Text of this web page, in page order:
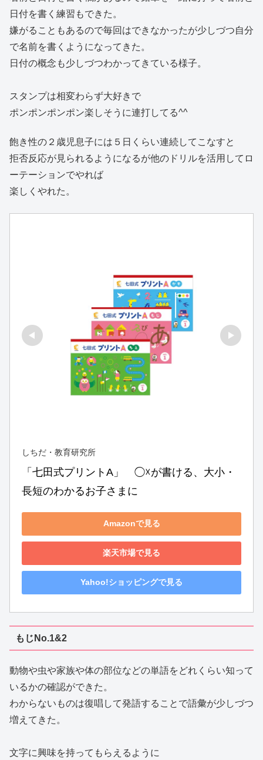
日付を書く練習もできた。
嫌がることもあるので毎回はできなかったが少しづつ自分
で名前を書くようになってきた。
日付の概念も少しづつわかってきている様子。
スタンプは相変わらず大好きで
ポンポンポンポン楽しそうに連打してる^^
飽き性の２歳児息子には５日くらい連続してこなすと
拒否反応が見られるようになるが他のドリルを活用してロ
ーテーションでやれば
楽しくやれた。
しちだ・教育研究所
「七田式プリントA」　◯☓が書ける、大小・
長短のわかるお子さまに
Amazonで見る
楽天市場で見る
Yahoo!ショッピングで見る
もじNo.1&2
動物や虫や家族や体の部位などの単語をどれくらい知って
いるかの確認ができた。
わからないものは復唱して発語することで語彙が少しづつ
増えてきた。
文字に興味を持ってもらえるように